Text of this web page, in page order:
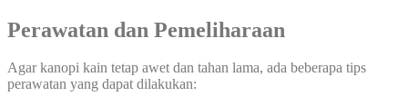
Perawatan dan Pemeliharaan
Agar kanopi kain tetap awet dan tahan lama, ada beberapa tips
perawatan yang dapat dilakukan: